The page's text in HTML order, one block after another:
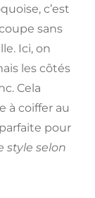
c’est
sans
Ici, on
les côtés
Cela
à coiffer au
pour
style selon